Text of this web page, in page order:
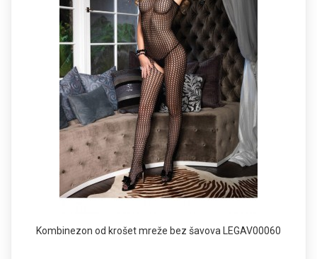
Kombinezon od krošet mreže bez šavova LEGAV00060